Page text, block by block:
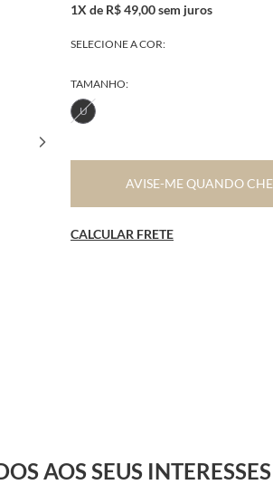
1X de R$ 49,00 sem juros
SELECIONE A COR:
TAMANHO:
U
AVISE-ME QUANDO
CALCULAR FRETE
AOS SEUS INTERESSES